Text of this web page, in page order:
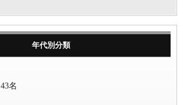
年代別分類
43名